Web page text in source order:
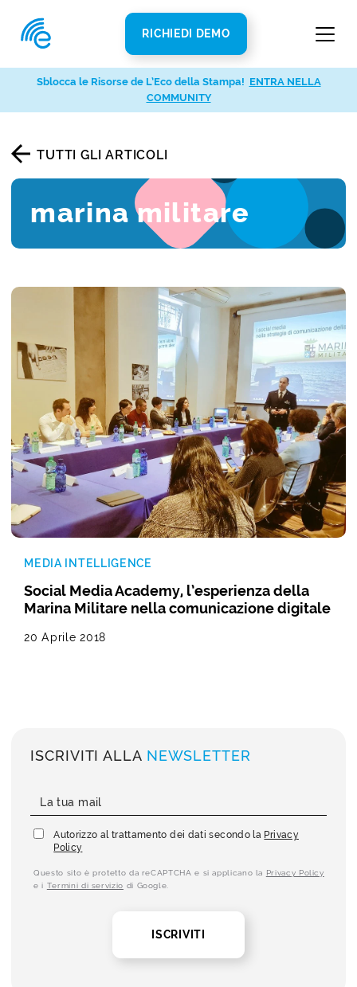
RICHIEDI DEMO
TUTTI GLI ARTICOLI
marina militare
MEDIA INTELLIGENCE
Social Media Academy, l’esperienza della
Marina Militare nella comunicazione digitale
20 Aprile 2018
ISCRIVITI ALLA NEWSLETTER
Autorizzo al trattamento dei dati secondo la Privacy
Policy
Questo sito è protetto da reCAPTCHA e si applicano la Privacy Policy
e i Termini di servizio di Google.
ISCRIVITI
Sblocca le Risorse de L’Eco della Stampa! ENTRA NELLA
COMMUNITY